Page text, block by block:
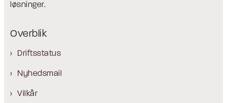
løsninger.
Overblik
Driftsstatus
Nyhedsmail
Vilkår